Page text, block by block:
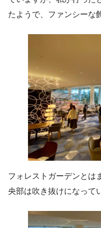
たようで、ファンシーな
フォレストガーデンとは
央部は吹き抜けになって